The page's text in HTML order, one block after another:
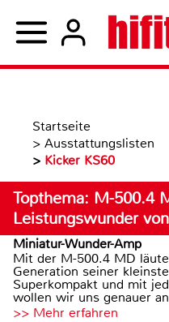
Startseite
> Ausstattungslisten
> Kicker KS60
Topthema: M-500.4
Leistungswunder
Miniatur-Wunder-Amp
Mit der M-500.4 MD
Generation seiner
Superkompakt und mit
wollen wir uns genauer
>> Mehr erfahren